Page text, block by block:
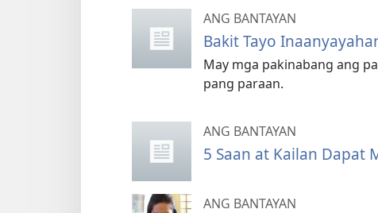
ANG BANTAYAN
Bakit Tayo
May mga pakinabang ang
pang paraan.
ANG BANTAYAN
5 Saan at Kailan Dapat
ANG BANTAYAN